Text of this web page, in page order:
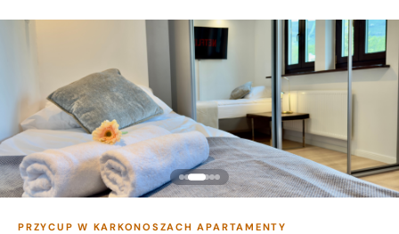
PRZYCUP W KARKONOSZACH APARTAMENTY